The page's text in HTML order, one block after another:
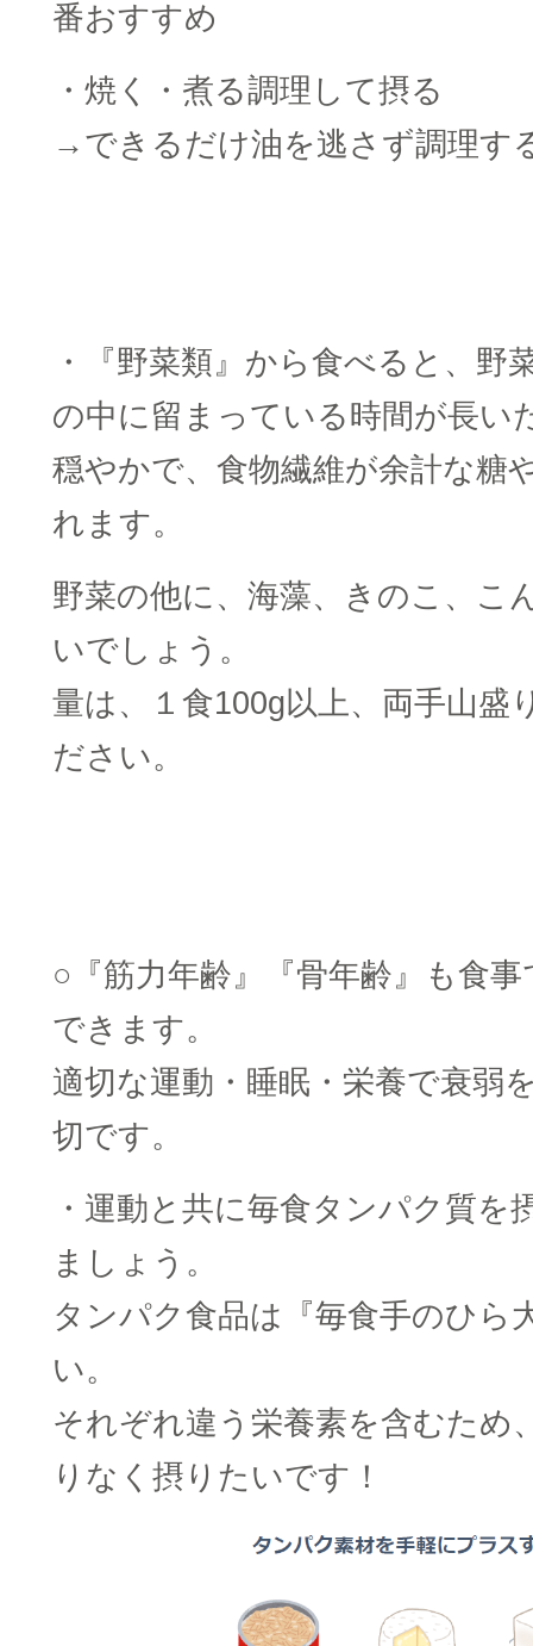
番おすすめ
・焼く・煮る調理して摂る
→できるだけ油を逃さず調理す
・『野菜類』から食べると、野
の中に留まっている時間が長い
穏やかで、食物繊維が余計な糖
れます。
野菜の他に、海藻、きのこ、こ
いでしょう。
量は、１食100g以上、両手山盛
ださい。
○『筋力年齢』『骨年齢』も食
できます。
適切な運動・睡眠・栄養で衰弱
切です。
・運動と共に毎食タンパク質を
ましょう。
タンパク食品は『毎食手のひら
い。
それぞれ違う栄養素を含むため
りなく摂りたいです！